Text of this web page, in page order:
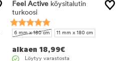
Feel Active köysitalutin
turkoosi
6 mm x 180 cm 11 mm x 180 cm
alkaen 18,99€
Löytyy varastosta